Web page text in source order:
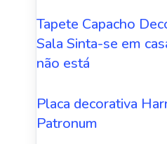
Tapete Capacho
Sala Sinta-se em
não está
Placa decorativa
Patronum